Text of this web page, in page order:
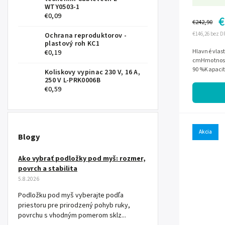
WTY0503-1
€0,09
Ochrana reproduktorov -
plastový roh KC1
€0,19
Koliskovy vypinac 230 V, 16 A,
250 V L-PRK0006B
€0,59
Blogy
Ako vybrať podložky pod myš: rozmer,
povrch a stabilita
5.8.2026
Podložku pod myš vyberajte podľa
priestoru pre prirodzený pohyb ruky,
povrchu s vhodným pomerom sklz...
€146,26 bez
€242,90
Hlavné
90
Akcia